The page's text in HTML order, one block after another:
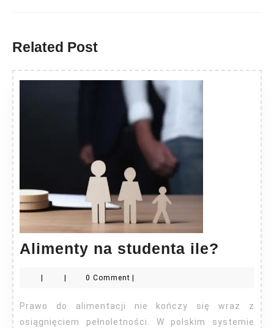
Related Post
Alimenty na studenta ile?
ile?
0 Comment
Prawo do alimentacji nie kończy się wraz z
osiągnięciem pełnoletności. W polskim systemie